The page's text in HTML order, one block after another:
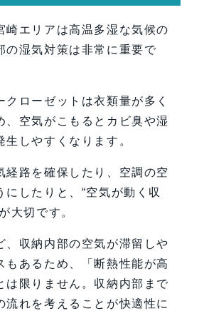
崎エリアは高温多湿な気候の
の湿気対策は非常に重要で
クローゼットは衣類量が多く
、空気がこもるとカビ臭や湿
生しやすくなります。
経路を確保したり、空調の空
にしたりと、“空気が動く収
大切です。
、収納内部の空気が滞留しや
もあるため、「断熱性能が高
は限りません。収納内部まで
流れを考えることが快適性に